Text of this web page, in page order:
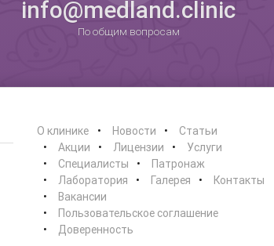
info@medland.clinic
По общим вопросам
О клинике Новости
Статьи
Акции
Лицензии
Услуги
Специалисты
Патронаж
Лаборатория
Галерея
Контакты
Вакансии
Пользовательское соглашение
Доверенность